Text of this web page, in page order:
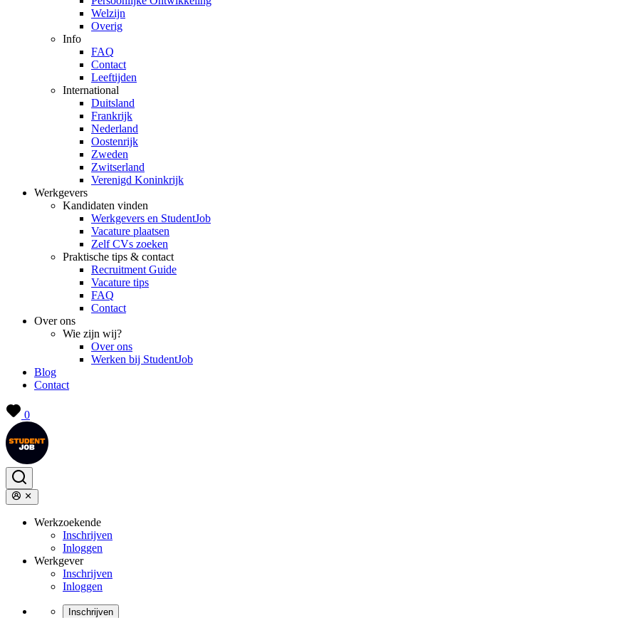
Welzijn
Overig
Info
FAQ
Contact
Leeftijden
International
Duitsland
Frankrijk
Nederland
Oostenrijk
Zweden
Zwitserland
Verenigd Koninkrijk
Werkgevers
Kandidaten vinden
Werkgevers en StudentJob
Vacature plaatsen
Zelf CVs zoeken
Praktische tips & contact
Recruitment Guide
Vacature tips
FAQ
Contact
Over ons
Wie zijn wij?
Over ons
Werken bij StudentJob
Blog
Contact
0
Werkzoekende
Inschrijven
Inloggen
Werkgever
Inschrijven
Inloggen
Inschrijven